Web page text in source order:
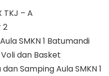
TKJ – A
2
SMKN 1 Batumandi
dan Basket
Samping Aula SMKN 1